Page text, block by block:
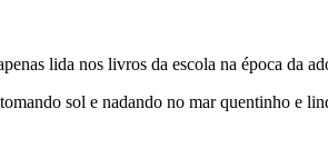
lida nos livros da escola na época da
sol e nadando no mar quentinho e